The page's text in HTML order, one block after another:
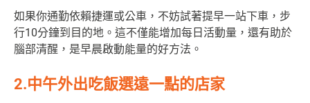
如果你通勤依賴捷運或公車，不妨試著提早一站下車，步
行10分鐘到目的地。這不僅能增加每日活動量，還有助於
腦部清醒，是早晨啟動能量的好方法。
2.中午外出吃飯選遠一點的店家